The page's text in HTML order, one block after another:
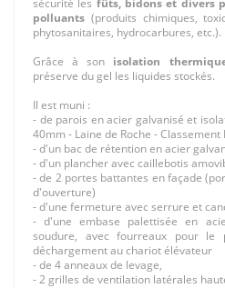
polluants (produits chimiques,
phytosanitaires, hydrocarbures, etc.).
Grâce à son isolation
préserve du gel les liquides stockés.
Il est muni :
- de parois en acier galvanisé et
40mm - Laine de Roche -
- d'un bac de rétention en acier
- d'un plancher avec caillebotis
- de 2 portes battantes en façade
d'ouverture)
- d'une fermeture avec serrure et
- d'une embase palettisée en
soudure, avec fourreaux pour le
déchargement au chariot élévateur
- de 4 anneaux de levage,
- 2 grilles de ventilation latérales